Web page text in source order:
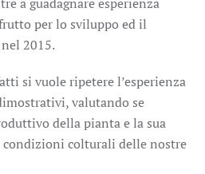
per lo sviluppo ed il
2015.
si vuole ripetere l’esperienza
valutando se
della pianta e la sua
colturali delle nostre